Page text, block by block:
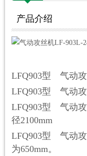
产品介绍
LFQ903型 气动攻
LFQ903型 气动攻
LFQ903型 气动攻
径2100mm
LFQ903型 气动攻
为650mm。